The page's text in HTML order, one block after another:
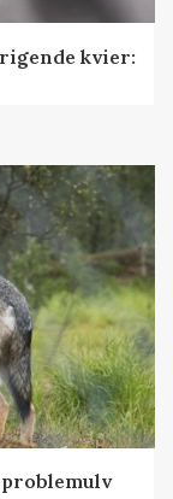
kvier: